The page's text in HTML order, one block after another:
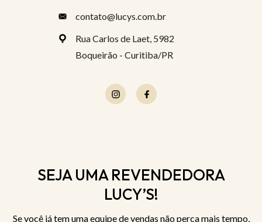
contato@lucys.com.br
Rua Carlos de Laet, 5982
Boqueirão - Curitiba/PR
SEJA UMA REVENDEDORA
LUCY’S!
Se você já tem uma equipe de vendas não perca mais tempo,